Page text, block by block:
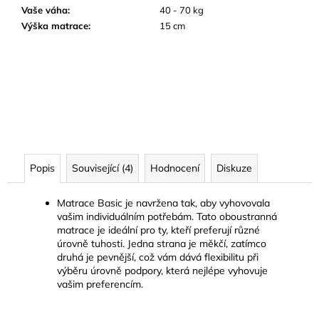
Vaše váha:
40 - 70 kg
Výška matrace: 15 cm
Popis Související (4) Hodnocení Diskuze
Matrace Basic je navržena tak, aby vyhovovala
vašim individuálním potřebám. Tato oboustranná
matrace je ideální pro ty, kteří preferují různé
úrovně tuhosti. Jedna strana je měkčí, zatímco
druhá je pevnější, což vám dává flexibilitu při
výběru úrovně podpory, která nejlépe vyhovuje
vašim preferencím.